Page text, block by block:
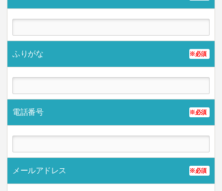
ふりがな ※必須
電話番号 ※必須
メールアドレス ※必須